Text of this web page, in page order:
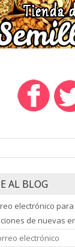
AL BLOG
electrónico
de nuevas